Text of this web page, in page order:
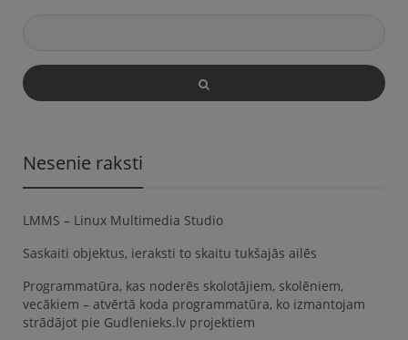
Nesenie raksti
LMMS – Linux Multimedia Studio
Saskaiti objektus, ieraksti to skaitu tukšajās ailēs
Programmatūra, kas noderēs skolotājiem, skolēniem,
vecākiem – atvērtā koda programmatūra, ko izmantojam
strādājot pie Gudlenieks.lv projektiem